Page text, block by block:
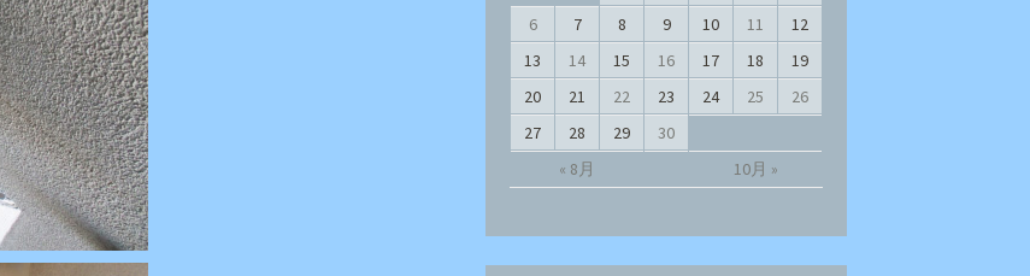
« 8月 10月 »
6
7 8 9 10 11
12
13
14 15 16 17 18
19
20
21 22 23 24 25
26
27
28 29 30